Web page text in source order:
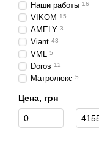
Наши работы 16
VIKOM 15
AMELY 3
Viant 43
VML 5
Doros 12
Матролюкс 5
Цена, грн
От Цена, грн
До Цена, грн